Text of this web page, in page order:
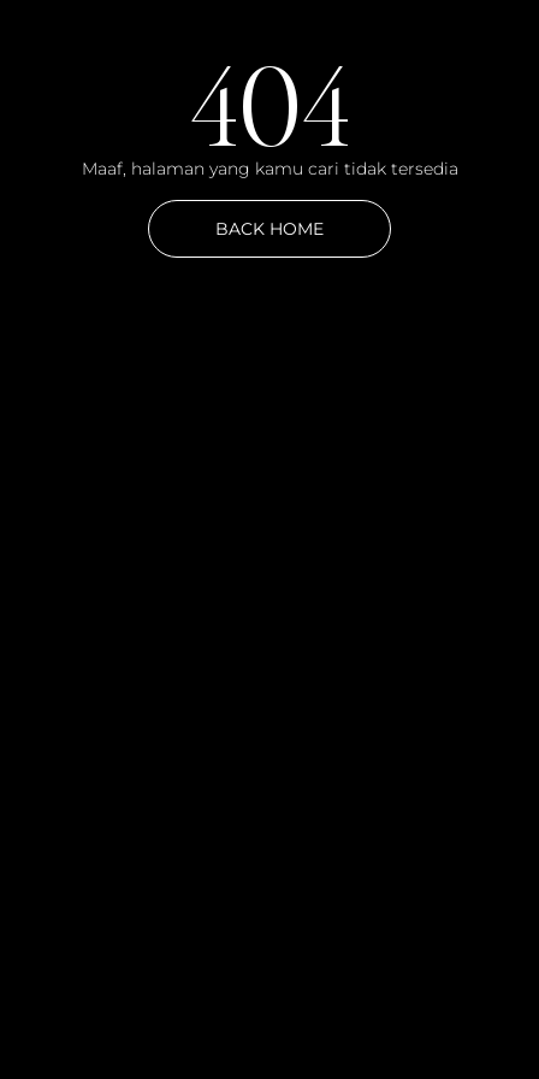
404
Maaf, halaman yang kamu cari tidak tersedia
BACK HOME